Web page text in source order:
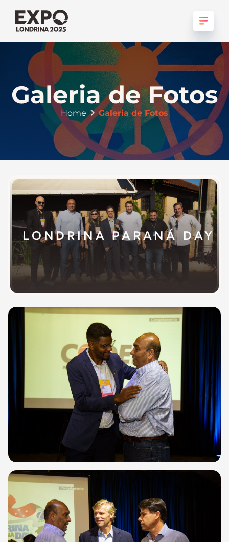
Galeria de Fotos
Home Galeria de Fotos
LONDRINA PARANÁ DAY